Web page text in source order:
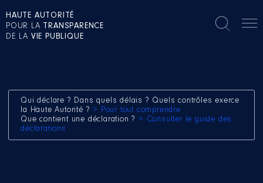
HAUTE AUTORITÉ
POUR LA TRANSPARENCE
DE LA VIE PUBLIQUE
Qui déclare ? Dans quels délais ? Quels contrôles exerce
la Haute Autorité ? > Pour tout comprendre
Que contient une déclaration ? > Consulter le guide des
déclarations